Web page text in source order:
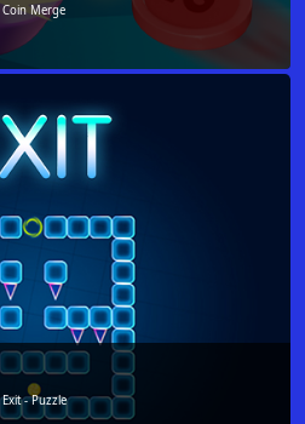
Coin Merge
Exit - Puzzle